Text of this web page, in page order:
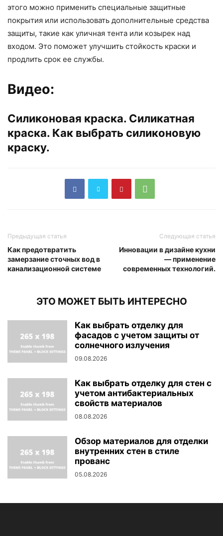
этого можно применить специальные защитные
покрытия или использовать дополнительные средства
защиты, такие как уличная тента или козырек над
входом. Это поможет улучшить стойкость краски и
продлить срок ее службы.
Видео:
Силиконовая краска. Силикатная
краска. Как выбрать силиконовую
краску.
Предыдущая статья
Как предотвратить
замерзание сточных вод в
канализационной системе
Следующая статья
Инновации в дизайне кухни
— применение
современных технологий.
ЭТО МОЖЕТ БЫТЬ ИНТЕРЕСНО
Как выбрать отделку для
фасадов с учетом защиты от
солнечного излучения
09.08.2026
Как выбрать отделку для стен с
учетом антибактериальных
свойств материалов
08.08.2026
Обзор материалов для отделки
внутренних стен в стиле
прованс
05.08.2026